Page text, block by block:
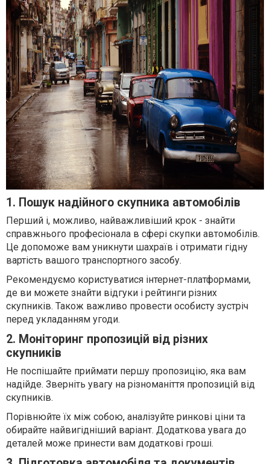
1. Пошук надійного скупника автомобілів
Перший і, можливо, найважливіший крок - знайти
справжнього професіонала в сфері скупки автомобілів.
Це допоможе вам уникнути шахраїв і отримати гідну
вартість вашого транспортного засобу.
Рекомендуємо користуватися інтернет-платформами,
де ви можете знайти відгуки і рейтинги різних
скупників. Також важливо провести особисту зустріч
перед укладанням угоди.
2. Моніторинг пропозицій від різних
скупників
Не поспішайте приймати першу пропозицію, яка вам
надійде. Зверніть увагу на різноманіття пропозицій від
скупників.
Порівнюйте їх між собою, аналізуйте ринкові ціни та
обирайте найвигідніший варіант. Додаткова увага до
деталей може принести вам додаткові гроші.